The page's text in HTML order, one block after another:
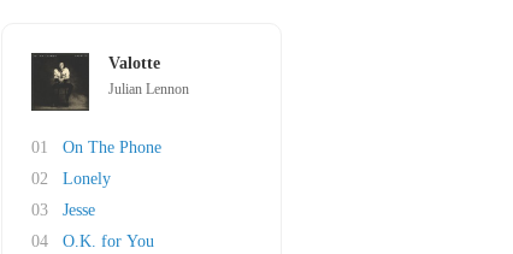
Valotte
Julian Lennon
01
On The Phone
02
Lonely
03
Jesse
04
O.K. for You